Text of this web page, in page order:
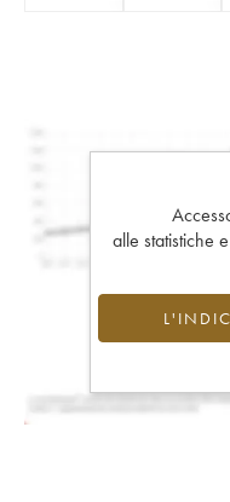
alle statistiche